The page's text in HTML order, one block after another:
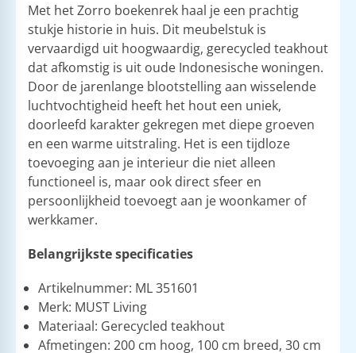
Met het Zorro boekenrek haal je een prachtig
stukje historie in huis. Dit meubelstuk is
vervaardigd uit hoogwaardig, gerecycled teakhout
dat afkomstig is uit oude Indonesische woningen.
Door de jarenlange blootstelling aan wisselende
luchtvochtigheid heeft het hout een uniek,
doorleefd karakter gekregen met diepe groeven
en een warme uitstraling. Het is een tijdloze
toevoeging aan je interieur die niet alleen
functioneel is, maar ook direct sfeer en
persoonlijkheid toevoegt aan je woonkamer of
werkkamer.
Belangrijkste specificaties
Artikelnummer: ML 351601
Merk: MUST Living
Materiaal: Gerecycled teakhout
Afmetingen: 200 cm hoog, 100 cm breed, 30 cm